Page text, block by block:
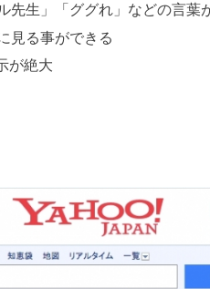
先生」「ググれ」などの言葉
見る事ができる
が絶大